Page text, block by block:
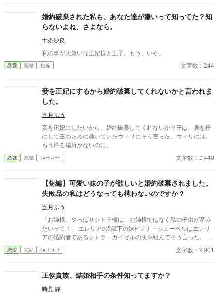
婚約破棄された私も、あなた達が嫌いって知ってた？知
らないよね、さよなら。
十条沙良
私の事が大嫌いな王妃様と王子。もう、いや。
恋愛 完結 短編 文字数：244
妾を正妃にするから婚約破棄してくれないかと言われま
した。
五月ふう
妾を正妃にしたいから、婚約破棄してくれないか？王は、身を粉
にして王のために働いていたウィリにそう言った。ウィリには、
もう帰る場所がないのに。
恋愛 完結 ｼｮｰﾄｼｮｰﾄ 文字数：2,440
【短編】可愛い妹の子が欲しいと婚約破棄されました。
失敗品の私はどうなっても構わないのですか？
五月ふう
「お姉様。やっぱりシトラ様は、お姉様ではなく私の子供が産み
たいって！」 エレリアの5歳下の妹ビアナ・シューベルはエレリ
アの婚約者であるシトラ・ガイゼルの腕を組んでそう言った。 父
親にとって失敗作の娘であるエレリアと、宝物であるビアナ。妹
はいつもエレリアから大切なものを奪うのだ。 ねぇ、そんなの許
恋愛 完結 ｼｮｰﾄｼｮｰﾄ 文字数：2,901
王侯貴族、結婚相手の条件知ってますか？
時見 靜